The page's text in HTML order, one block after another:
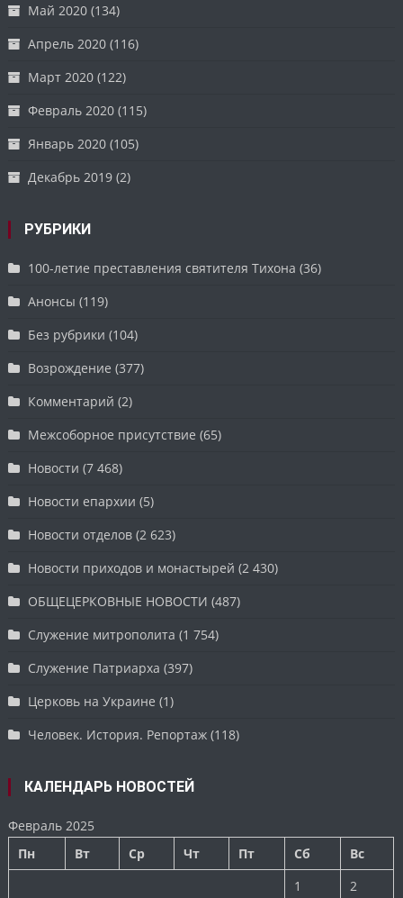
Май 2020 (134)
Апрель 2020 (116)
Март 2020 (122)
Февраль 2020 (115)
Январь 2020 (105)
Декабрь 2019 (2)
РУБРИКИ
100-летие преставления святителя Тихона (36)
Анонсы (119)
Без рубрики (104)
Возрождение (377)
Комментарий (2)
Межсоборное присутствие (65)
Новости (7 468)
Новости епархии (5)
Новости отделов (2 623)
Новости приходов и монастырей (2 430)
ОБЩЕЦЕРКОВНЫЕ НОВОСТИ (487)
Служение митрополита (1 754)
Служение Патриарха (397)
Церковь на Украине (1)
Человек. История. Репортаж (118)
КАЛЕНДАРЬ НОВОСТЕЙ
Февраль 2025
Пн
Вт Ср Чт Пт Сб
Вс
1
2